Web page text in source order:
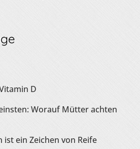
D
Worauf Mütter achten
ist ein Zeichen von Reife